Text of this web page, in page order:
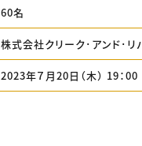
60名
株式会社クリーク･アンド･リ
2023年７月20日（木） 19：00